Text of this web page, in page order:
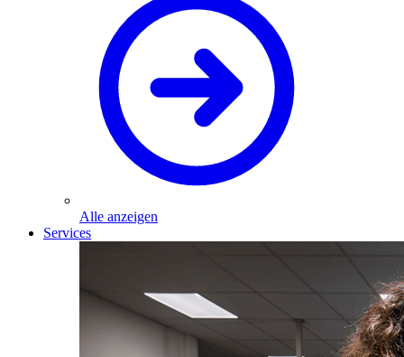
Alle anzeigen
Services